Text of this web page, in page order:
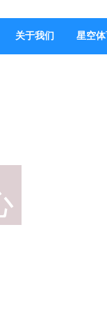
关于我们 星空